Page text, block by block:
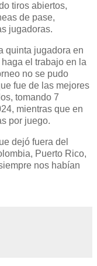
tiros abiertos,
de pase,
jugadoras.
quinta jugadora en
el trabajo en la
no se pudo
fue de las mejores
tomando 7
mientras que en
por juego.
dejó fuera del
Puerto Rico,
nos habían